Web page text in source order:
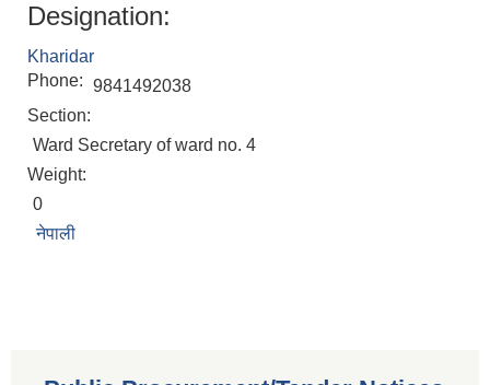
Designation:
Kharidar
Phone: 9841492038
Section:
Ward Secretary of ward no. 4
Weight:
0
नेपाली